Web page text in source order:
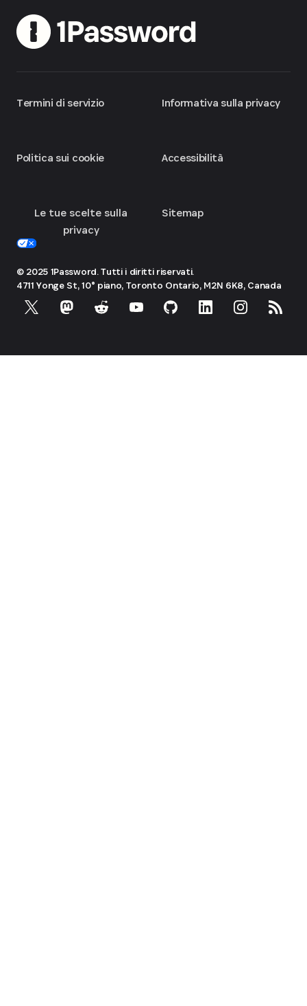
Termini di servizio
Politica sui cookie
Le tue scelte sulla
privacy
Informativa sulla privacy
Accessibilità
Sitemap
© 2025 1Password. Tutti i diritti riservati.
4711 Yonge St, 10° piano, Toronto Ontario, M2N 6K8, Canada